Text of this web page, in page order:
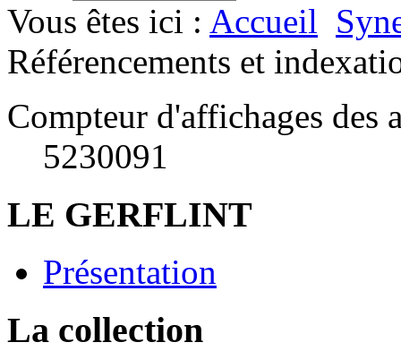
Vous êtes ici : Accueil
Référencements et
Compteur d'affichages des
5230091
LE GERFLINT
Présentation
La collection